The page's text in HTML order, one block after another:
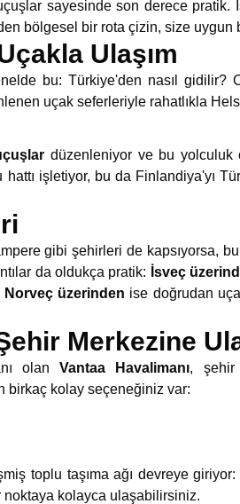
sayesinde son derece pratik.
bölgesel bir rota çizin, size uygun
Ulaşım
bu: Türkiye'den nasıl gidilir?
uçak seferleriyle rahatlıkla
düzenleniyor ve bu yolculuk
işletiyor, bu da Finlandiya'yı
gibi şehirleri de kapsıyorsa,
da oldukça pratik: İsveç
Norveç üzerinden ise doğrudan
Merkezine
olanVantaa Havalimanı, şehir
birkaç kolay seçeneğiniz var:
toplu taşıma ağı devreye
noktaya kolayca ulaşabilirsiniz.